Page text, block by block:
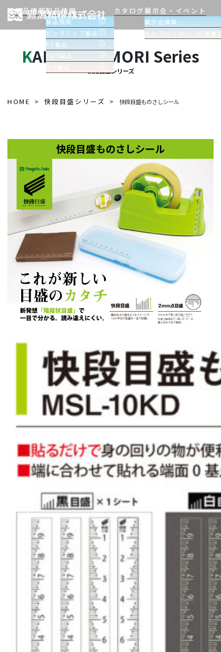
新製品情報製品情報
製品検索
ピックアップ製品
PT製品
PMS製品
カタログ展示会・イベント
展示会情報
キャラバンカー（出張展
KAIDAN MEMORI Series
快段目盛シリーズ
HOME 快段目盛シリーズ 快段目盛ものさしシール
快段目盛ものさしシール